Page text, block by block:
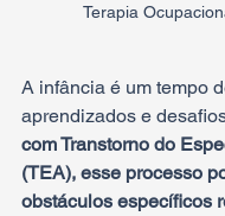
Terapia
A infância é um tempo
aprendizados e
com Transtorno do
(TEA), esse processo
obstáculos específicos